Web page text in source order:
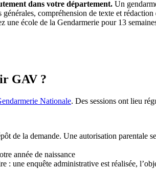
dans votre département. Un
générales, compréhension de texte et
une école de la Gendarmerie pour 13
GAV ?
Nationale. Des sessions ont lieu
de la demande. Une autorisation parentale
année de naissance
une enquête administrative est réalisée,